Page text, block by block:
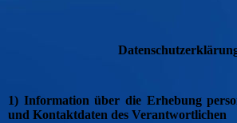
1) Information über die Erhebung
und Kontaktdaten des Verantwortlichen